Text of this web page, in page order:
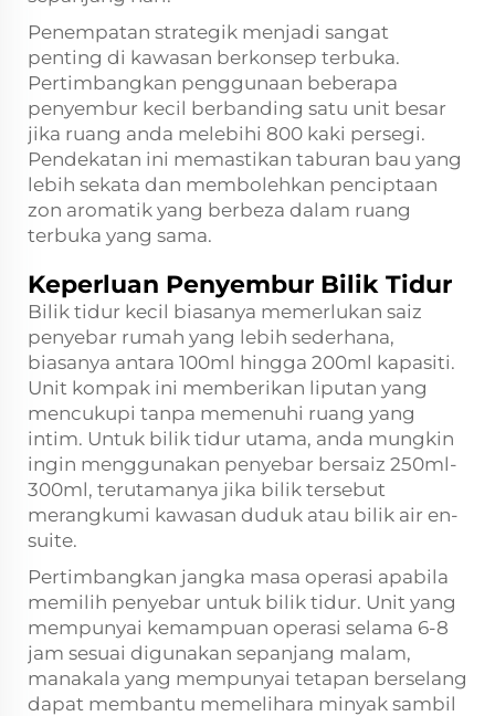
Penempatan strategik menjadi sangat
penting di kawasan berkonsep terbuka.
Pertimbangkan penggunaan beberapa
penyembur kecil berbanding satu unit besar
jika ruang anda melebihi 800 kaki persegi.
Pendekatan ini memastikan taburan bau yang
lebih sekata dan membolehkan penciptaan
zon aromatik yang berbeza dalam ruang
terbuka yang sama.
Keperluan Penyembur Bilik Tidur
Bilik tidur kecil biasanya memerlukan saiz
penyebar rumah yang lebih sederhana,
biasanya antara 100ml hingga 200ml kapasiti.
Unit kompak ini memberikan liputan yang
mencukupi tanpa memenuhi ruang yang
intim. Untuk bilik tidur utama, anda mungkin
ingin menggunakan penyebar bersaiz 250ml-
300ml, terutamanya jika bilik tersebut
merangkumi kawasan duduk atau bilik air en-
suite.
Pertimbangkan jangka masa operasi apabila
memilih penyebar untuk bilik tidur. Unit yang
mempunyai kemampuan operasi selama 6-8
jam sesuai digunakan sepanjang malam,
manakala yang mempunyai tetapan berselang
dapat membantu memelihara minyak sambil